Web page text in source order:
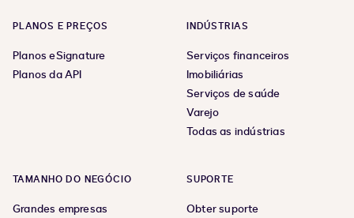
PLANOS E PREÇOS
Planos eSignature
Planos da API
INDÚSTRIAS
Serviços financeiros
Imobiliárias
Serviços de saúde
Varejo
Todas as indústrias
TAMANHO DO NEGÓCIO
Grandes empresas
SUPORTE
Obter suporte